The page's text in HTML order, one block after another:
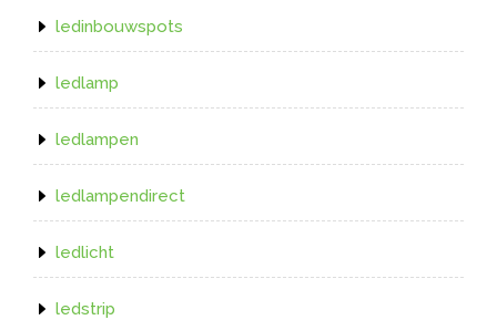
ledinbouwspots
ledlamp
ledlampen
ledlampendirect
ledlicht
ledstrip